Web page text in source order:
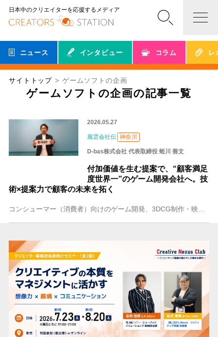
日本中のクリエイターを応援するメディア
ニュース インタビュー コラム レ
サイトトップ ゲームソフトの企画
ゲームソフトの企画の記事一覧
2026.05.27
風雲会社伝 神奈川
D-bas株式会社 代表取締役 蛭川 善文
付加価値を生む提案で、“顧客満足
度世界一”のゲーム開発会社へ。技
術×提案力で顧客の未来を拓く